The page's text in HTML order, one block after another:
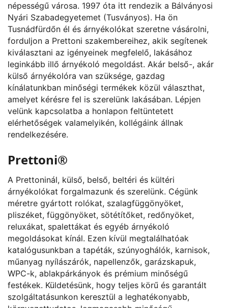
népességű városa. 1997 óta itt rendezik a Bálványosi
Nyári Szabadegyetemet (Tusványos). Ha ön
Tusnádfürdőn él és árnyékolókat szeretne vásárolni,
forduljon a Prettoni szakembereihez, akik segítenek
kiválasztani az igényeinek megfelelő, lakásához
leginkább illő árnyékoló megoldást. Akár belső-, akár
külső árnyékolóra van szüksége, gazdag
kínálatunkban minőségi termékek közül választhat,
amelyet kérésre fel is szerelünk lakásában. Lépjen
velünk kapcsolatba a honlapon feltüntetett
elérhetőségek valamelyikén, kollégáink állnak
rendelkezésére.
Prettoni®
A Prettoninál, külső, belső, beltéri és kültéri
árnyékolókat forgalmazunk és szerelünk. Cégünk
méretre gyártott rolókat, szalagfüggönyöket,
pliszéket, függönyöket, sötétítőket, redőnyöket,
reluxákat, spalettákat és egyéb árnyékoló
megoldásokat kínál. Ezen kívül megtalálhatóak
katalógusunkban a tapéták, szúnyoghálók, karnisok,
műanyag nyílászárók, napellenzők, garázskapuk,
WPC-k, ablakpárkányok és prémium minőségű
festékek. Küldetésünk, hogy teljes körű és garantált
szolgáltatásunkon keresztül a leghatékonyabb,